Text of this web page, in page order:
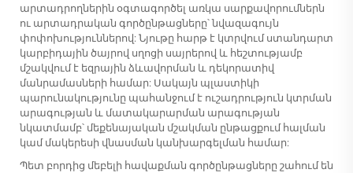
արտադրողներին օգտագործել առկա սարքավորումներն
ու արտադրական գործընթացները՝ նվազագույն
փոփոխություններով: Նյութը հարթ է կտրվում ստանդարտ
կարբիդային ծայրով սղոցի սայրերով և հեշտությամբ
մշակվում է եզրային ձևավորման և դեկորատիվ
մանրամասների համար: Սակայն պլաստիկի
պարունակությունը պահանջում է ուշադրություն կտրման
արագության և մատակարարման արագության
նկատմամբ՝ մեքենայական մշակման ընթացքում հալման
կամ մակերեսի վնասման կանխարգելման համար:
Պետ բորդից մեբելի հավաքման գործընթացները շահում են